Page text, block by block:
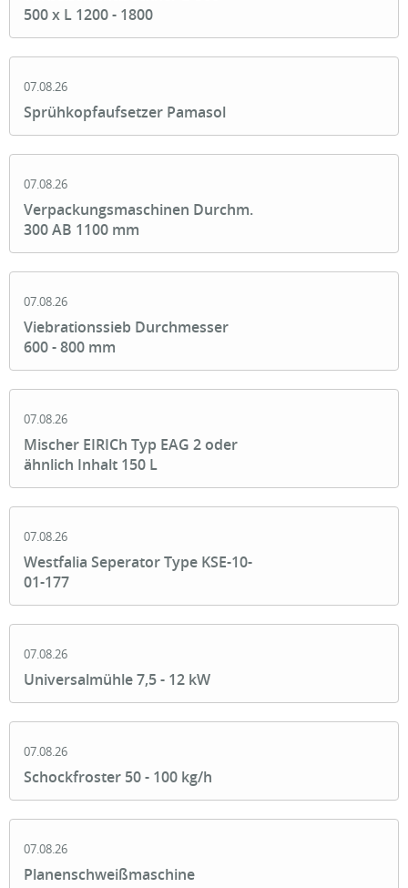
500 x L 1200 - 1800
07.08.26
Sprühkopfaufsetzer Pamasol
07.08.26
Verpackungsmaschinen Durchm.
300 AB 1100 mm
07.08.26
Viebrationssieb Durchmesser
600 - 800 mm
07.08.26
Mischer EIRICh Typ EAG 2 oder
ähnlich Inhalt 150 L
07.08.26
Westfalia Seperator Type KSE-10-
01-177
07.08.26
Universalmühle 7,5 - 12 kW
07.08.26
Schockfroster 50 - 100 kg/h
07.08.26
Planenschweißmaschine